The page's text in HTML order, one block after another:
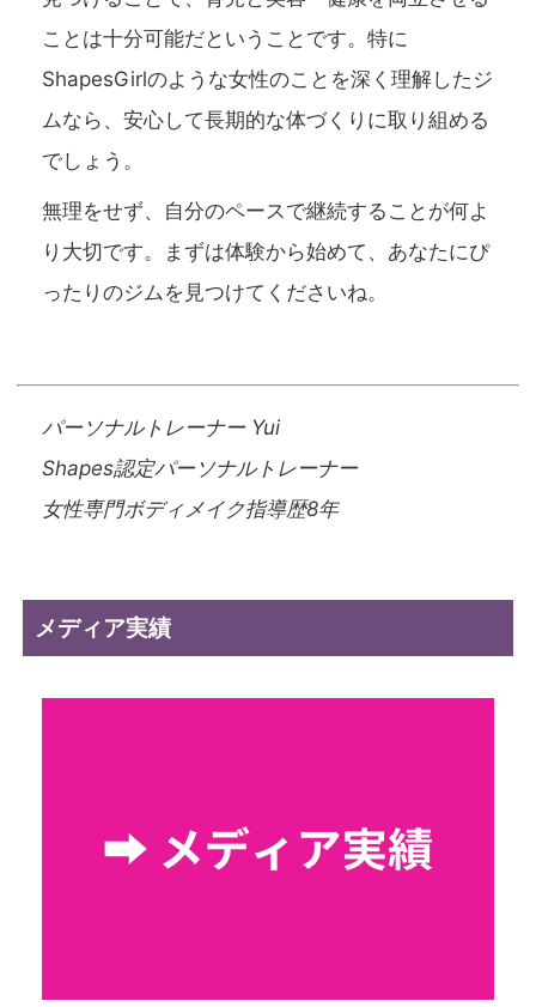
ことは十分可能だということです。特に
ShapesGirlのような女性のことを深く理解したジ
ムなら、安心して長期的な体づくりに取り組める
でしょう。
無理をせず、自分のペースで継続することが何よ
り大切です。まずは体験から始めて、あなたにぴ
ったりのジムを見つけてくださいね。
パーソナルトレーナー Yui
Shapes認定パーソナルトレーナー
女性専門ボディメイク指導歴8年
メディア実績